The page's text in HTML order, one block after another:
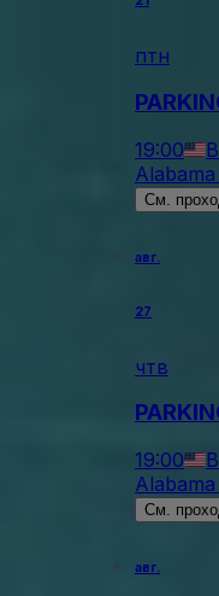
птн
19:00
См.
авг.
27
чтв
19:00
См.
авг.